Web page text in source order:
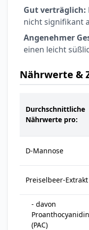
Gut verträglich:
nicht signifikant
Angenehmer
einen leicht
Nährwerte &
Durchschnittliche
Nährwerte pro:
D-Mannose
Preiselbeer-Extrakt
- davon
(PAC)